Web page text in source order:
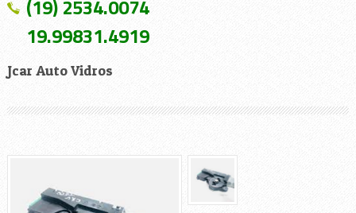
(19) 2534.0074
19.99831.4919
Jcar Auto Vidros